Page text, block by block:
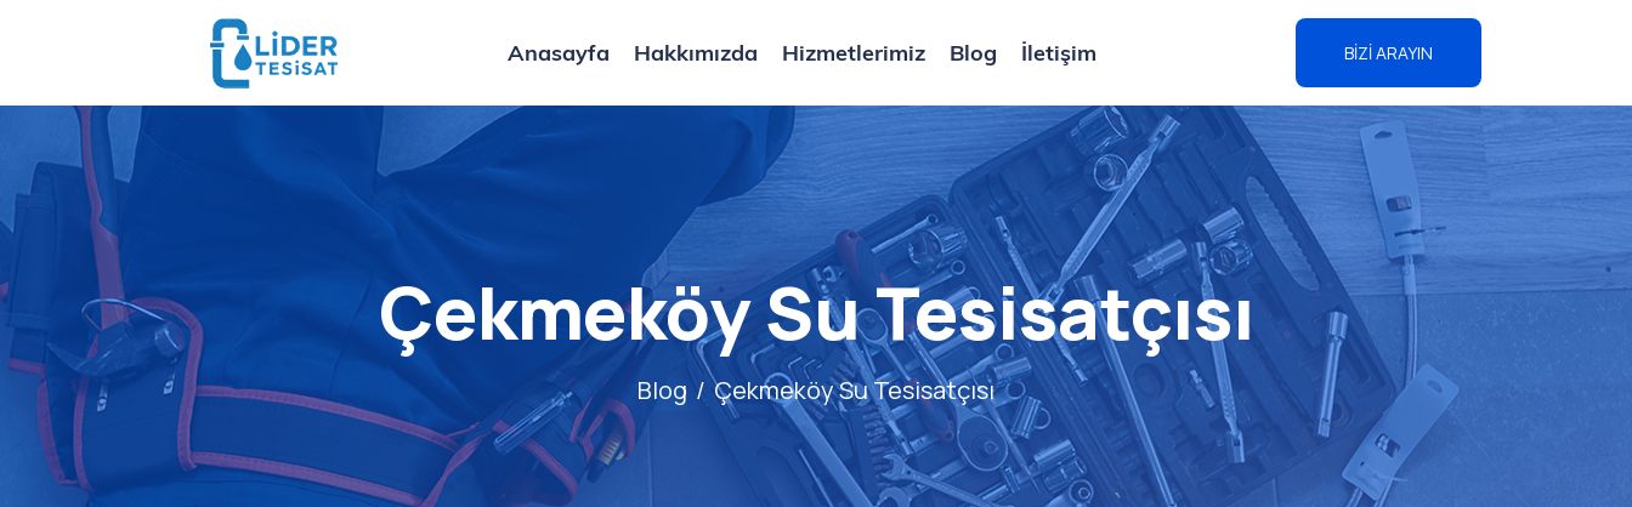
Anasayfa Hakkımızda Hizmetlerimiz Blog İletişim BİZİ ARAYIN
Çekmeköy Su Tesisatçısı
Blog Çekmeköy Su Tesisatçısı